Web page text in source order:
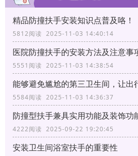
精品防撞扶手安装知识点普及咯！
5812阅读 2025-11-03 14:40:14
医院防撞扶手的安装方法及注意事
5551阅读 2025-11-03 14:38:54
能够避免尴尬的第三卫生间，让出
5584阅读 2025-11-03 14:36:37
防撞型扶手兼具实用功能及装饰功
4222阅读 2025-09-22 19:20:45
安装卫生间浴室扶手的重要性